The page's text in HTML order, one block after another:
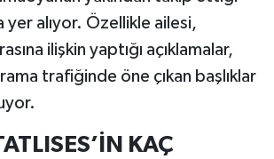
yer alıyor. Özellikle ailesi,
ilişkin yaptığı açıklamalar,
trafiğinde öne çıkan başlıklar
KAÇ